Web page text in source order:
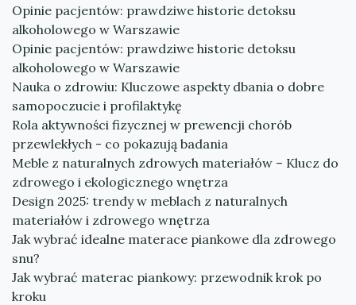
Opinie pacjentów: prawdziwe historie detoksu
alkoholowego w Warszawie
Opinie pacjentów: prawdziwe historie detoksu
alkoholowego w Warszawie
Nauka o zdrowiu: Kluczowe aspekty dbania o dobre
samopoczucie i profilaktykę
Rola aktywności fizycznej w prewencji chorób
przewlekłych - co pokazują badania
Meble z naturalnych zdrowych materiałów – Klucz do
zdrowego i ekologicznego wnętrza
Design 2025: trendy w meblach z naturalnych
materiałów i zdrowego wnętrza
Jak wybrać idealne materace piankowe dla zdrowego
snu?
Jak wybrać materac piankowy: przewodnik krok po
kroku